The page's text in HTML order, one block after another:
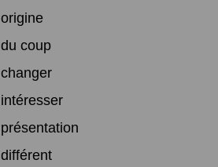
origine
du coup
changer
intéresser
présentation
différent